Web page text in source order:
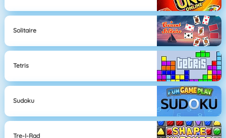
Solitaire
Tetris
Sudoku
Tre-I-Rad